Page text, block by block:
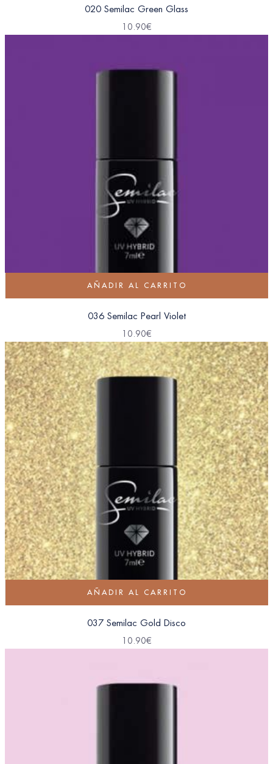
020 Semilac Green Glass
10.90€
AÑADIR AL CARRITO
036 Semilac Pearl Violet
10.90€
AÑADIR AL CARRITO
037 Semilac Gold Disco
10.90€